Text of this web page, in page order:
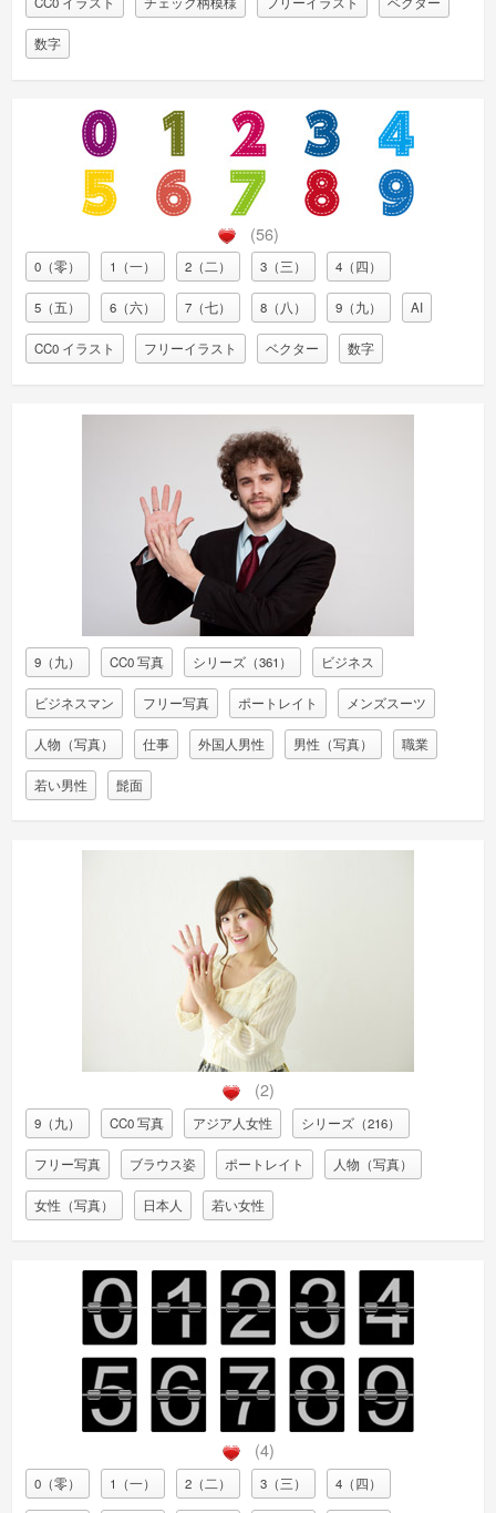
数字
(56)
0（零） 1（一） 2（二） 3（三） 4（四）
5（五） 6（六） 7（七） 8（八） 9（九） AI
CC0 イラスト フリーイラスト ベクター 数字
9（九） CC0 写真 シリーズ（361） ビジネス
ビジネスマン フリー写真 ポートレイト メンズスーツ
人物（写真） 仕事 外国人男性 男性（写真） 職業
若い男性 髭面
(2)
9（九） CC0 写真 アジア人女性 シリーズ（216）
フリー写真 ブラウス姿 ポートレイト 人物（写真）
女性（写真） 日本人 若い女性
(4)
0（零） 1（一） 2（二） 3（三） 4（四）